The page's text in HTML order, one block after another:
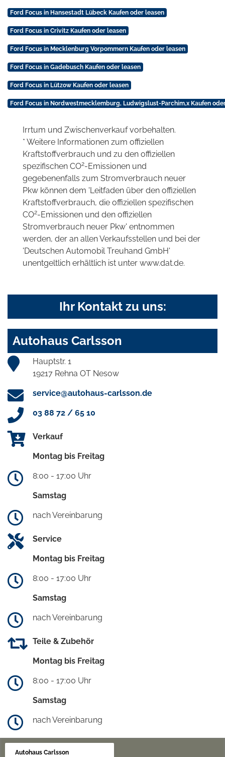
Ford Focus in Hansestadt Lübeck Kaufen oder leasen
Ford Focus in Crivitz Kaufen oder leasen
Ford Focus in Mecklenburg Vorpommern Kaufen oder leasen
Ford Focus in Gadebusch Kaufen oder leasen
Ford Focus in Lützow Kaufen oder leasen
Ford Focus in Nordwestmecklemburg, Ludwigslust-Parchim,x Kaufen
Irrtum und Zwischenverkauf vorbehalten.
* Weitere Informationen zum offiziellen
Kraftstoffverbrauch und zu den offiziellen
spezifischen CO2-Emissionen und
gegebenenfalls zum Stromverbrauch neuer
Pkw können dem 'Leitfaden über den offiziellen
Kraftstoffverbrauch, die offiziellen spezifischen
CO2-Emissionen und den offiziellen
Stromverbrauch neuer Pkw' entnommen
werden, der an allen Verkaufsstellen und bei der
'Deutschen Automobil Treuhand GmbH'
unentgeltlich erhältlich ist unter www.dat.de.
Ihr Kontakt zu uns:
Autohaus Carlsson
Hauptstr. 1
19217 Rehna OT Nesow
service@autohaus-carlsson.de
03 88 72 / 65 10
Verkauf
Montag bis Freitag
8:00 - 17:00 Uhr
Samstag
nach Vereinbarung
Service
Montag bis Freitag
8:00 - 17:00 Uhr
Samstag
nach Vereinbarung
Teile & Zubehör
Montag bis Freitag
8:00 - 17:00 Uhr
Samstag
nach Vereinbarung
Autohaus Carlsson